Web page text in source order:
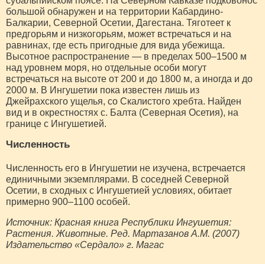
большой обнаружен и на территории Кабардино-
Балкарии, Северной Осетии, Дагестана. Тяготеет к
предгорьям и низкогорьям, может встречаться и на
равнинах, где есть пригодные для вида убежища.
Высотное распространение — в пределах 500–1500 м
над уровнем моря, но отдельные особи могут
встречаться на высоте от 200 и до 1800 м, а иногда и до
2000 м. В Ингушетии пока известен лишь из
Джейрахского ущелья, со Скалистого хребта. Найден
вид и в окрестностях с. Балта (Северная Осетия), на
границе с Ингушетией.
Численность
Численность его в Ингушетии не изучена, встречается
единичными экземплярами. В соседней Северной
Осетии, в сходных с Ингушетией условиях, обитает
примерно 900–1100 особей.
Источник: Красная книга Республики Ингушетия:
Растения. Животные. Ред. Мартазанов А.М. (2007)
Издательство «Сердало» г. Магас